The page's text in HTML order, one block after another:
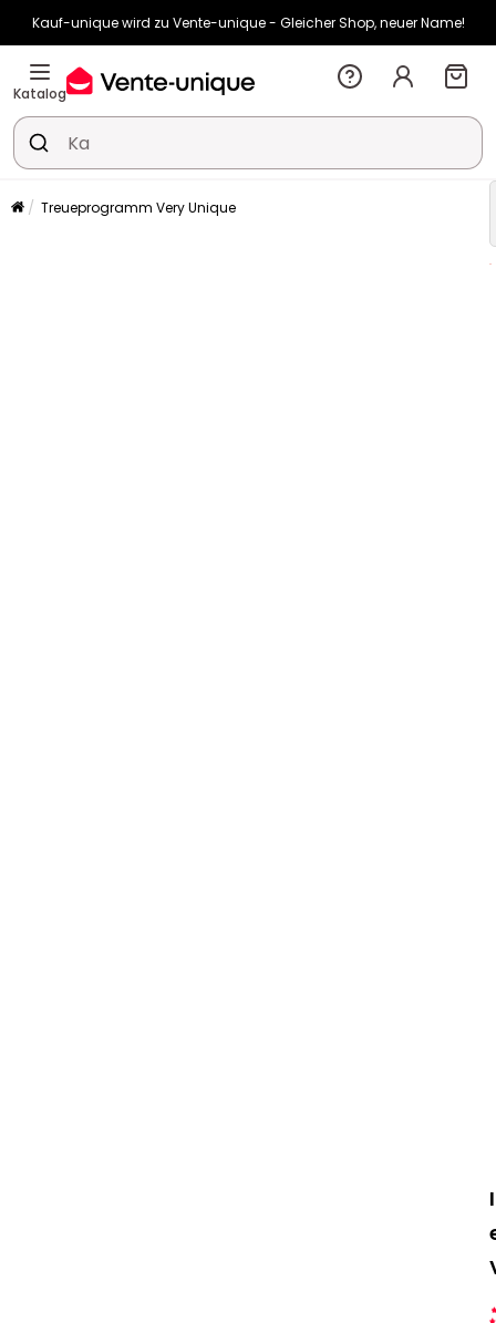
Kauf-unique wird zu Vente-unique - Gleicher Shop, neuer Name!
-10% ab 450€ mitENJOY10auf Vente-unique-Produkte
Noch:
Katalog
Treueprogramm Very Unique